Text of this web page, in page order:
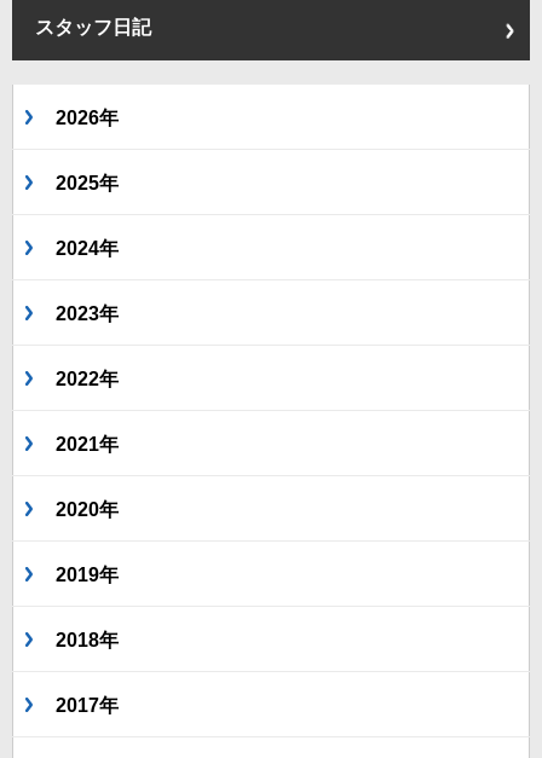
スタッフ日記
2026年
2025年
2024年
2023年
2022年
2021年
2020年
2019年
2018年
2017年